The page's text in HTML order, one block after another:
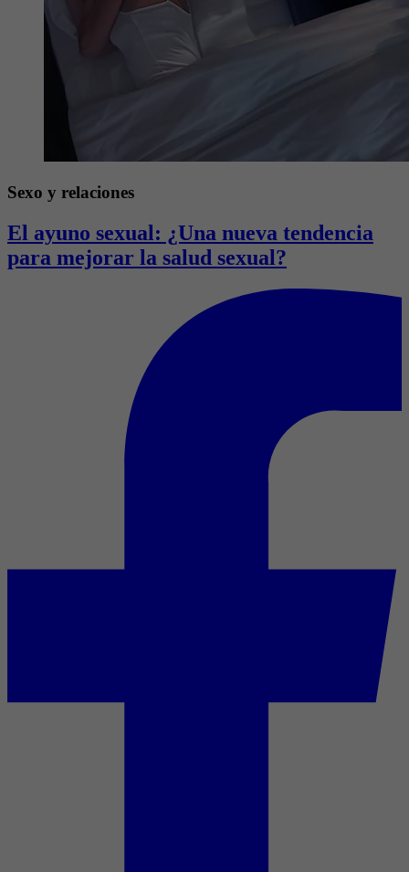
Sexo y relaciones
El ayuno sexual: ¿Una nueva tendencia
para mejorar la salud sexual?